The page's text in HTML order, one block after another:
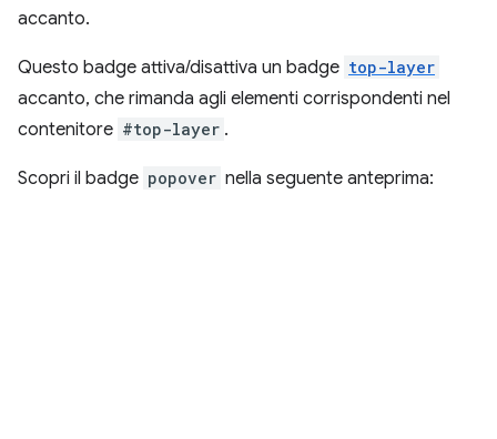
accanto.
Questo badge attiva/disattiva un badge top-layer
accanto, che rimanda agli elementi corrispondenti nel
contenitore #top-layer .
Scopri il badge popover nella seguente anteprima: